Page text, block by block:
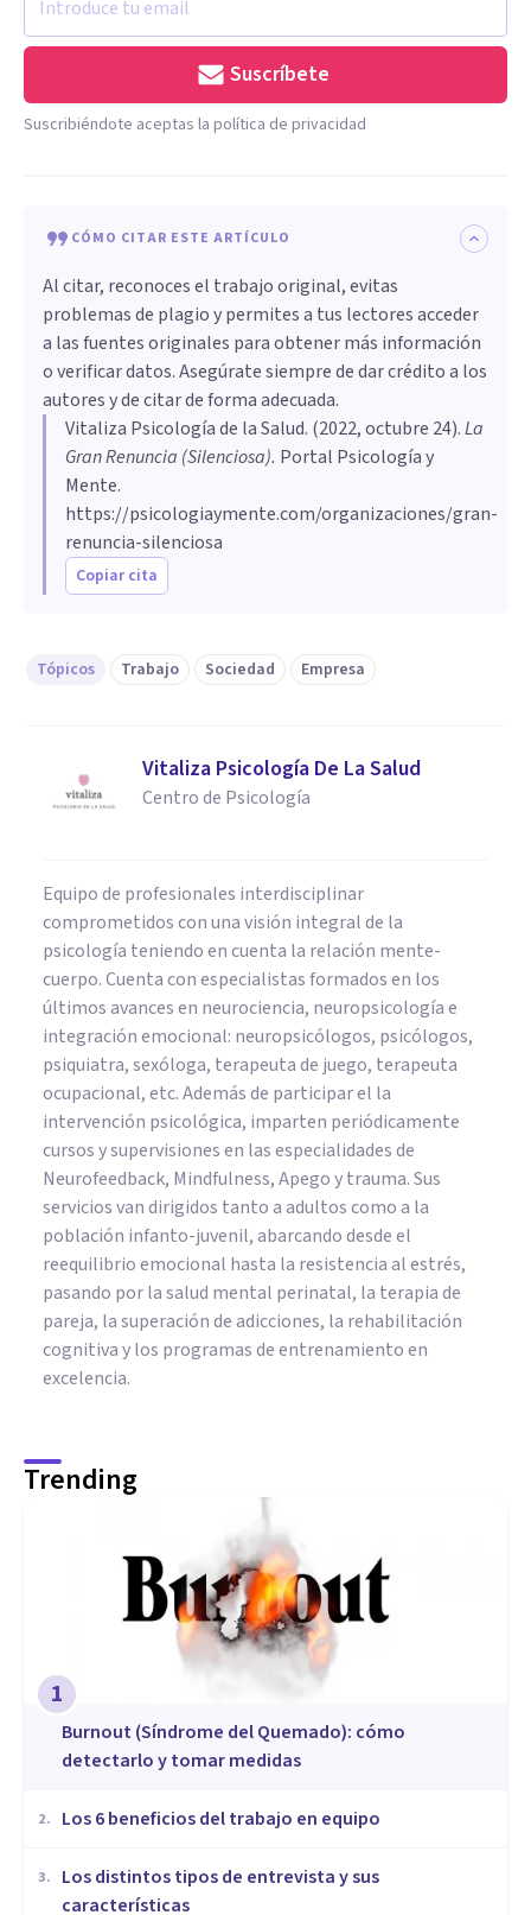
Suscríbete
Suscribiéndote aceptas la política de privacidad
CÓMO CITAR ESTE ARTÍCULO
Al citar, reconoces el trabajo original, evitas
problemas de plagio y permites a tus lectores acceder
a las fuentes originales para obtener más información
o verificar datos. Asegúrate siempre de dar crédito a los
autores y de citar de forma adecuada.
Vitaliza Psicología de la Salud. (2022, octubre 24).La
Gran Renuncia (Silenciosa). Portal Psicología y
Mente.
https://psicologiaymente.com/organizaciones/gran-
renuncia-silenciosa
Copiar cita
Tópicos Trabajo Sociedad Empresa
Vitaliza Psicología De La Salud
Centro de Psicología
Equipo de profesionales interdisciplinar
comprometidos con una visión integral de la
psicología teniendo en cuenta la relación mente-
cuerpo. Cuenta con especialistas formados en los
últimos avances en neurociencia, neuropsicología e
integración emocional: neuropsicólogos, psicólogos,
psiquiatra, sexóloga, terapeuta de juego, terapeuta
ocupacional, etc. Además de participar el la
intervención psicológica, imparten periódicamente
cursos y supervisiones en las especialidades de
Neurofeedback, Mindfulness, Apego y trauma. Sus
servicios van dirigidos tanto a adultos como a la
población infanto-juvenil, abarcando desde el
reequilibrio emocional hasta la resistencia al estrés,
pasando por la salud mental perinatal, la terapia de
pareja, la superación de adicciones, la rehabilitación
cognitiva y los programas de entrenamiento en
excelencia.
Trending
1
Burnout (Síndrome del Quemado): cómo
detectarlo y tomar medidas
2. ​Los 6 beneficios del trabajo en equipo
3.
​Los distintos tipos de entrevista y sus
características